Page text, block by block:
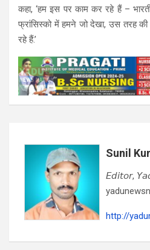
कहा, ‘हम इस पर काम कर रहे हैं –
फ्रांसिस्को में हमने जो देखा, उस तरह
रहे हैं.’
Sunil
𝘌𝘥𝘪𝘵𝘰𝘳,
http://